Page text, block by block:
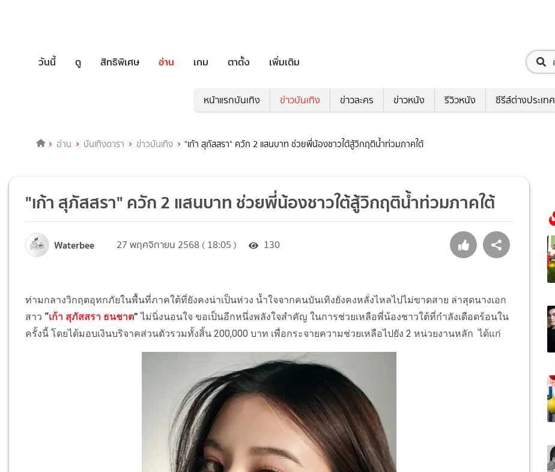
วันนี้ ดู สิทธิพิเศษ อ่าน เกม ตาตั้ง เพิ่มเติม
หน้าแรกบันเทิง ข่าวบันเทิง ข่าวละคร ข่าวหนัง รีวิวหนัง ซีรีส์ต่างประเทศ
อ่าน บันเทิงดารา ข่าวบันเทิง "เก้า สุภัสสรา" ควัก 2 แสนบาท ช่วยพี่น้องชาวใต้สู้วิกฤติน้ำท่วมภาคใต้
"เก้า สุภัสสรา" ควัก 2 แสนบาท ช่วยพี่น้องชาวใต้สู้วิกฤติน้ำท่วมภาคใต้
Waterbee 27 พฤศจิกายน 2568 ( 18:05 ) 130
ท่ามกลางวิกฤตอุทกภัยในพื้นที่ภาคใต้ที่ยังคงน่าเป็นห่วง น้ำใจจากคนบันเทิงยังคงหลั่งไหลไปไม่ขาดสาย ล่าสุดนางเอก
สาว “เก้า สุภัสสรา ธนชาต”ไม่นิ่งนอนใจ ขอเป็นอีกหนึ่งพลังใจสำคัญ ในการช่วยเหลือพี่น้องชาวใต้ที่กำลังเดือดร้อนใน
ครั้งนี้ โดยได้มอบเงินบริจาคส่วนตัวรวมทั้งสิ้น 200,000 บาท เพื่อกระจายความช่วยเหลือไปยัง 2 หน่วยงานหลัก ได้แก่